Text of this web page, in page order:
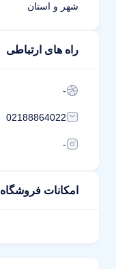
شهر و استان
راه های ارتباطی
-
02188864022
-
امکانات فروشگاه